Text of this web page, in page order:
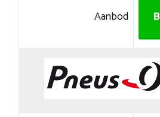
Aanbod